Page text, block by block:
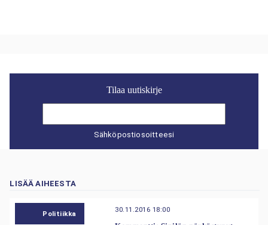
Tilaa uutiskirje
Sähköpostiosoitteesi
LISÄÄ AIHEESTA
Politiikka 30.11.2016 18:00